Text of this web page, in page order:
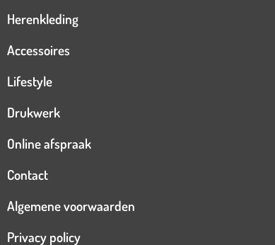
Herenkleding
Accessoires
Lifestyle
Drukwerk
Online afspraak
Contact
Algemene voorwaarden
Privacy policy